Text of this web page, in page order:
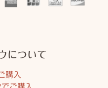
について
購入